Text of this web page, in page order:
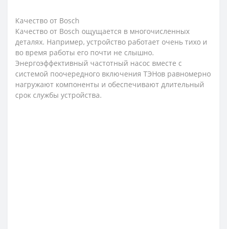
Качество от Bosch
Качество от Bosch ощущается в многочисленных
деталях. Например, устройство работает очень тихо и
во время работы его почти не слышно.
Энергоэффективный частотный насос вместе с
системой поочередного включения ТЭНов равномерно
нагружают компоненты и обеспечивают длительный
срок службы устройства.